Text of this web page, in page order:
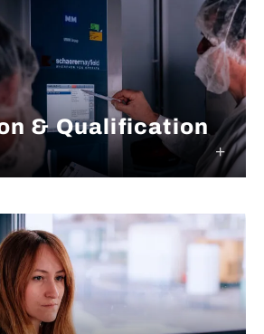
& Qualification